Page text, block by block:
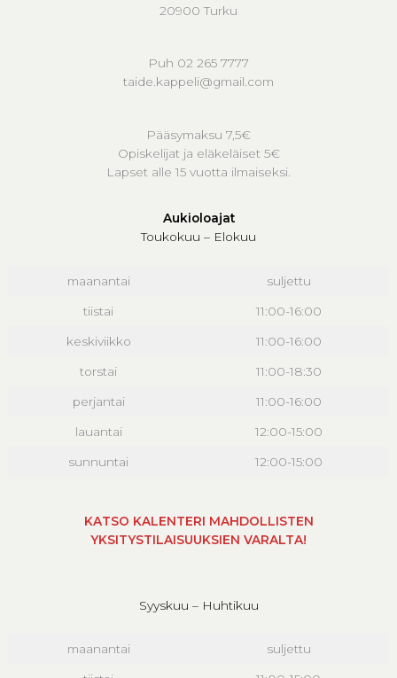
20900 Turku
Puh 02 265 7777
taide.kappeli@gmail.com
Pääsymaksu 7,5€
Opiskelijat ja eläkeläiset 5€
Lapset alle 15 vuotta ilmaiseksi.
Aukioloajat
Toukokuu – Elokuu
maanantai suljettu
tiistai 11:00-16:00
keskiviikko 11:00-16:00
torstai 11:00-18:30
perjantai 11:00-16:00
lauantai 12:00-15:00
sunnuntai 12:00-15:00
KATSO KALENTERI MAHDOLLISTEN
YKSITYSTILAISUUKSIEN VARALTA!
Syyskuu – Huhtikuu
maanantai suljettu